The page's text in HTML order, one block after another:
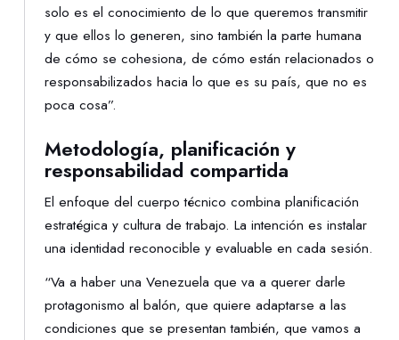
solo es el conocimiento de lo que queremos transmitir
y que ellos lo generen, sino también la parte humana
de cómo se cohesiona, de cómo están relacionados o
responsabilizados hacia lo que es su país, que no es
poca cosa”.
Metodología, planificación y
responsabilidad compartida
El enfoque del cuerpo técnico combina planificación
estratégica y cultura de trabajo. La intención es instalar
una identidad reconocible y evaluable en cada sesión.
“Va a haber una Venezuela que va a querer darle
protagonismo al balón, que quiere adaptarse a las
condiciones que se presentan también, que vamos a